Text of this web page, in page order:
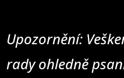
Upozornění:
rady ohledně